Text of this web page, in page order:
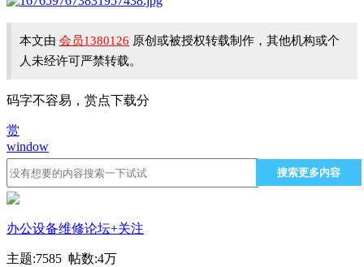
本文由 会员1380126 原创或被授权转载制作，其他机构或个
人未经许可严禁转载。
码字不容易，赏点下载分
赏
window
搜索更多内容
办公设备维修论坛+关注
主题:7585 帖数:4万